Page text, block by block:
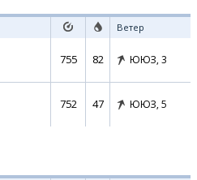
Ветер
755 82 ЮЮЗ, 3
752 47 ЮЮЗ, 5